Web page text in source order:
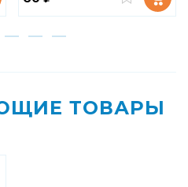
ТОВАРЫ